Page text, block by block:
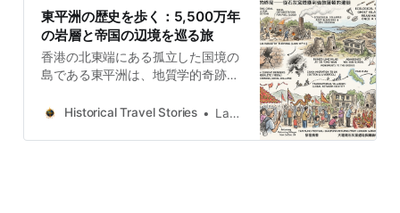
東平洲の歴史を歩く：5,500万年
の岩層と帝国の辺境を巡る旅
香港の北東端にある孤立した国境の
島である東平洲は、地質学的奇跡で
う運命の一角でもあります。 清朝初
Historical Travel Stories Lawrence